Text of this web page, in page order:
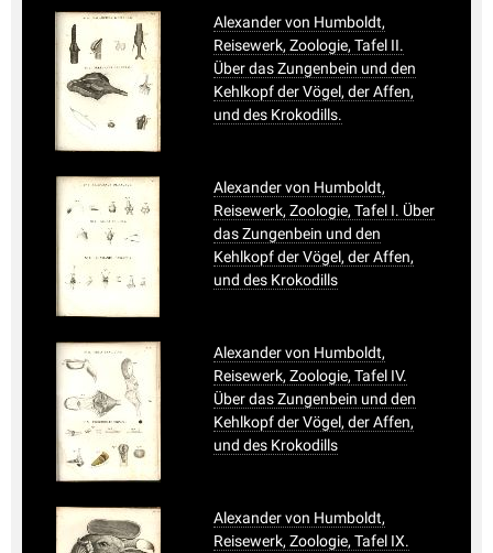
Alexander von Humboldt,
Reisewerk, Zoologie, Tafel II.
Über das Zungenbein und den
Kehlkopf der Vögel, der Affen,
und des Krokodills.
Alexander von Humboldt,
Reisewerk, Zoologie, Tafel I. Über
das Zungenbein und den
Kehlkopf der Vögel, der Affen,
und des Krokodills
Alexander von Humboldt,
Reisewerk, Zoologie, Tafel IV.
Über das Zungenbein und den
Kehlkopf der Vögel, der Affen,
und des Krokodills
Alexander von Humboldt,
Reisewerk, Zoologie, Tafel IX.